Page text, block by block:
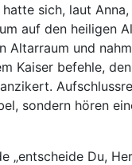
sich, laut Anna,
auf den heiligen
Altarraum und
Kaiser befehle,
sondern hören
Du,